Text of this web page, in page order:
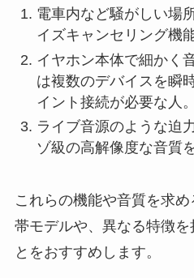
電車内など騒がしい場
イズキャンセリング機
イヤホン本体で細かく
は複数のデバイスを瞬
イント接続が必要な人。
ライブ音源のような迫
ゾ級の高解像度な音質
これらの機能や音質を求
帯モデルや、異なる特徴
とをおすすめします。